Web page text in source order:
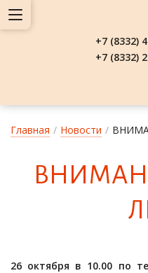
+7 (8332)
+7 (8332)
Главная / Новости /
26 октября в 10.00 по